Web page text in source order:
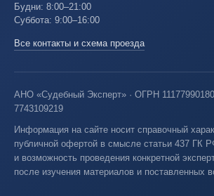
Будни: 8:00–21:00
Суббота: 9:00–16:00
Все контакты и схема проезда
АНО «Судебный Эксперт» · ОГРН
7743109219
Информация на сайте носит справочный
публичной офертой в смысле статьи 437 ГК
и возможность проведения конкретной
после изучения материалов и поставленных